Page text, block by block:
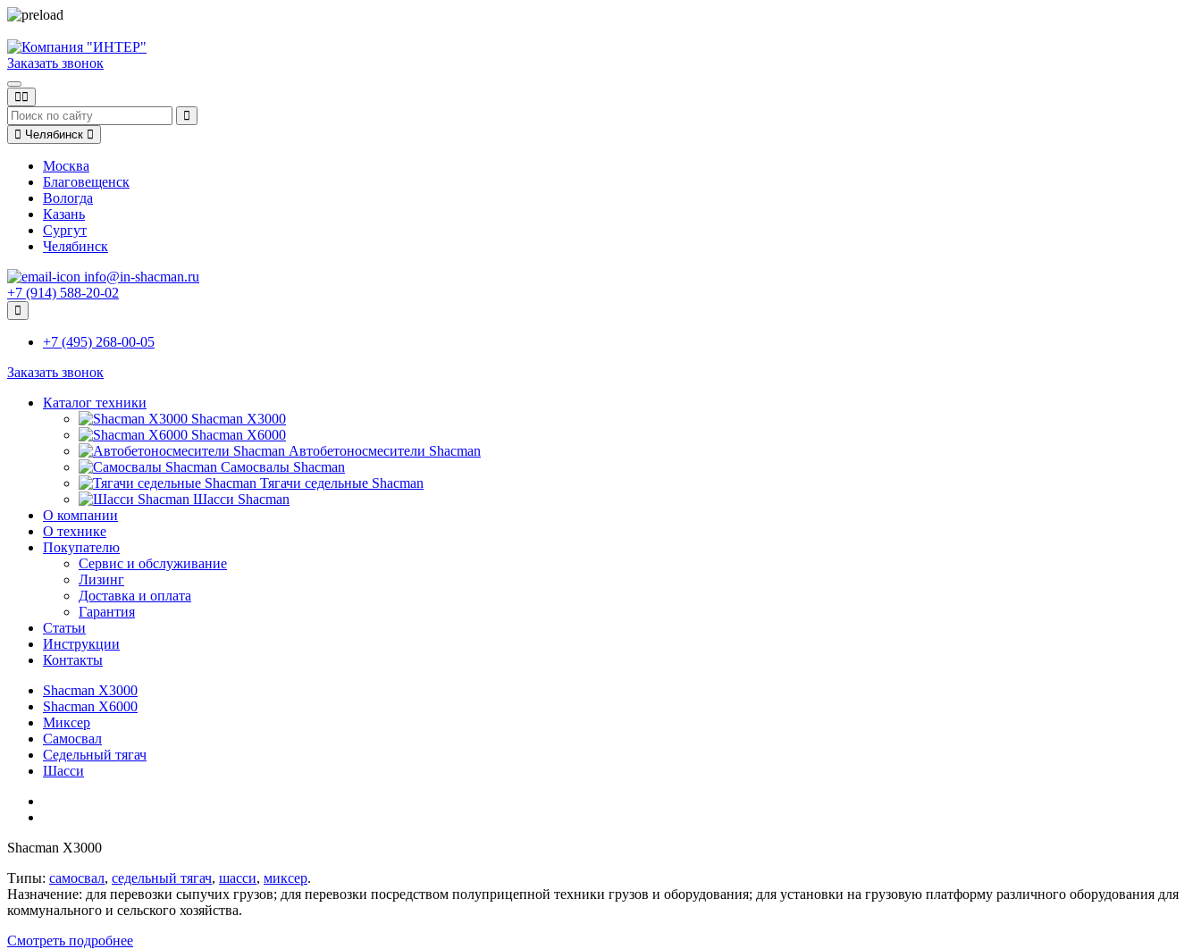
Заказать звонок
Челябинск
Москва
Благовещенск
Вологда
Казань
Сургут
Челябинск
info@in-shacman.ru
+7 (914) 588-20-02
+7 (495) 268-00-05
Заказать звонок
Каталог техники
Shacman X3000
Shacman X6000
Автобетоносмесители Shacman
Самосвалы Shacman
Тягачи седельные Shacman
Шасси Shacman
О компании
О технике
Покупателю
Сервис и обслуживание
Лизинг
Доставка и оплата
Гарантия
Статьи
Инструкции
Контакты
Shacman X3000
Shacman X6000
Миксер
Самосвал
Седельный тягач
Шасси
Shacman X3000
Типы: самосвал, седельный тягач, шасси, миксер.
Назначение: для перевозки сыпучих грузов; для перевозки посредством полуприцепной техники грузов и оборудования; для установки на грузовую платформу различного оборудования для
коммунального и сельского хозяйства.
Смотреть подробнее